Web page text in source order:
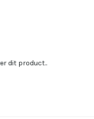
dit product..